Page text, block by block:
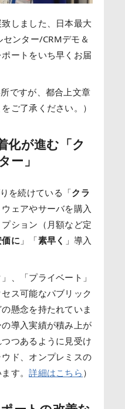
しました、日本最大
ンター/CRMデモ＆
ートをいち早くお届
ですが、都合上文章
ご了承ください。）
化が進む「ク
ー」
を続けている「クラ
ウェアやサーバを購入
ション（月額など定
価に 」「素早く 」導入
、「プライベート」
ス可能なパブリック
懸念を持たれていま
導入実績が積み上が
つあるように見受け
ド、オンプレミスの
す。詳細はこちら ）